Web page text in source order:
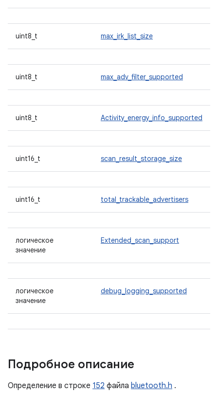
uint8_t max_irk_list_size
uint8_t max_adv_filter_supported
uint8_t Activity_energy_info_supported
uint16_t scan_result_storage_size
uint16_t total_trackable_advertisers
логическое
значение
Extended_scan_support
логическое
значение
debug_logging_supported
Подробное описание
Определение в строке 152 файла bluetooth.h .